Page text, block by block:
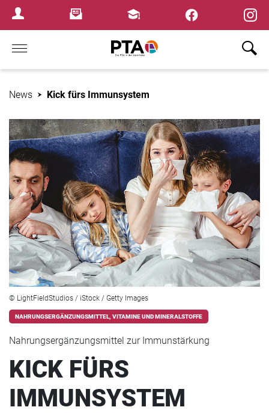
Login MenuNewsletterFortbildungen
Home
News Kick fürs Immunsystem
© LightFieldStudios / iStock / Getty Images
NAHRUNGSERGÄNZUNGSMITTEL, VITAMINE UND MINERALSTOFFE
Nahrungsergänzungsmittel zur Immunstärkung
KICK FÜRS
IMMUNSYSTEM
×